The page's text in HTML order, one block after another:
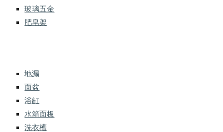
玻璃五金
肥皂架
地漏
面盆
浴缸
水箱面板
洗衣槽